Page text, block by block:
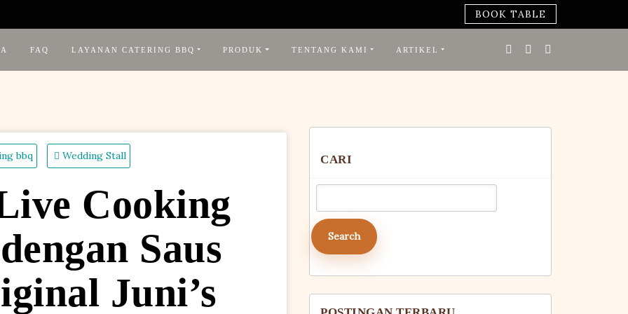
BOOK TABLE
FAQ LAYANAN CATERING BBQ PRODUK TENTANG KAMI ARTIKEL
bbq Wedding Stall
Cooking
Saus
Juni’s
CARI
for: